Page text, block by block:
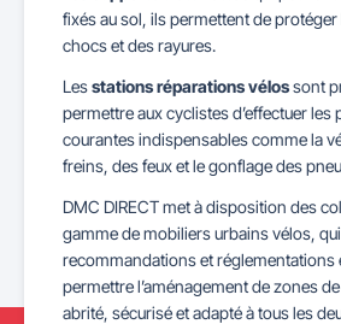
fixés au sol, ils permettent de
chocs et des rayures.
Lesstations réparations vélossont
permettre aux cyclistes d’effectuer les
courantes indispensables comme la
freins, des feux et le gonflage des
DMC DIRECT met à disposition des
gamme de mobiliers urbains vélos,
recommandations et réglementations
permettre l’aménagement de zones
abrité, sécurisé et adapté à tous les